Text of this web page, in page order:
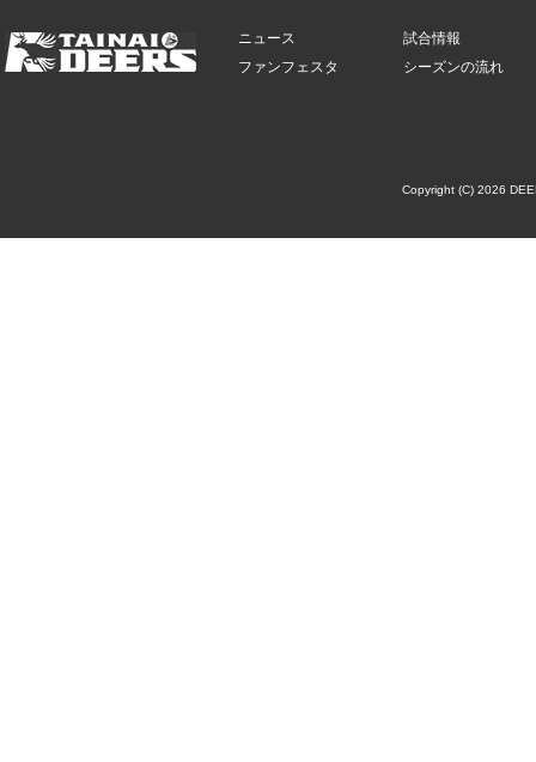
ニュース
ファンフェスタ
試合情報
シーズンの流れ
Copyright (C) 2026